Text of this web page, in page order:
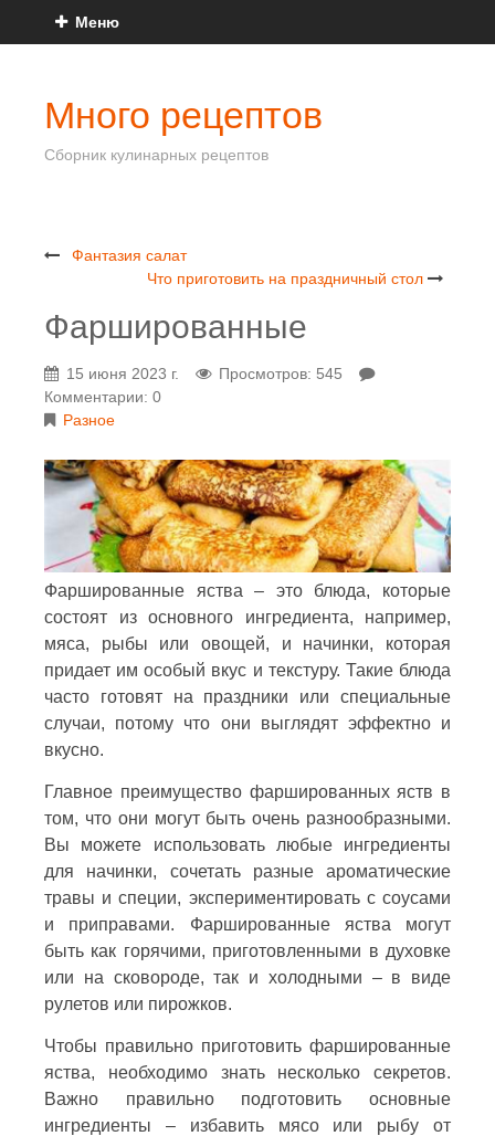
Меню
Много рецептов
Сборник кулинарных рецептов
Фантазия салат
Что приготовить на праздничный стол
Фаршированные
15 июня 2023 г.
Просмотров: 545
Комментарии: 0
Разное
Фаршированные яства – это блюда, которые
состоят из основного ингредиента, например,
мяса, рыбы или овощей, и начинки, которая
придает им особый вкус и текстуру. Такие блюда
часто готовят на праздники или специальные
случаи, потому что они выглядят эффектно и
вкусно.
Главное преимущество фаршированных яств в
том, что они могут быть очень разнообразными.
Вы можете использовать любые ингредиенты
для начинки, сочетать разные ароматические
травы и специи, экспериментировать с соусами
и приправами. Фаршированные яства могут
быть как горячими, приготовленными в духовке
или на сковороде, так и холодными – в виде
рулетов или пирожков.
Чтобы правильно приготовить фаршированные
яства, необходимо знать несколько секретов.
Важно правильно подготовить основные
ингредиенты – избавить мясо или рыбу от